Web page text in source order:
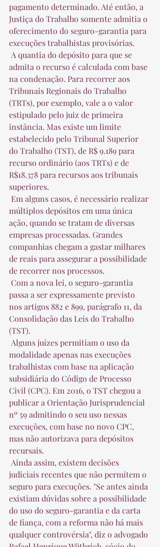
pagamento determinado. Até então, a
Justiça do Trabalho somente admitia o
oferecimento do seguro-garantia para
execuções trabalhistas provisórias.
admita o recurso é calculada com base
na condenação. Para recorrer aos
Tribunais Regionais do Trabalho
(TRTs), por exemplo, vale a o valor
estipulado pelo juiz de primeira
instância. Mas existe um limite
estabelecido pelo Tribunal Superior
do Trabalho (TST), de R$ 9.189 para
recurso ordinário (aos TRTs) e de
R$18.378 para recursos aos tribunais
superiores.
múltiplos depósitos em uma única
ação, quando se tratam de diversas
empresas processadas. Grandes
companhias chegam a gastar milhares
de reais para assegurar a possibilidade
de recorrer nos processos.
passa a ser expressamente previsto
nos artigos 882 e 899, parágrafo 11, da
Consolidação das Leis do Trabalho
(TST).
modalidade apenas nas execuções
trabalhistas com base na aplicação
subsidiária do Código de Processo
Civil (CPC). Em 2016, o TST chegou a
publicar a Orientação Jurisprudencial
nº 59 admitindo o seu uso nessas
execuções, com base no novo CPC,
mas não autorizava para depósitos
recursais.
judiciais recentes que não permitem o
seguro para execuções. "Se antes ainda
existiam dúvidas sobre a possibilidade
do uso do seguro-garantia e da carta
de fiança, com a reforma não há mais
qualquer controvérsia", diz o advogado